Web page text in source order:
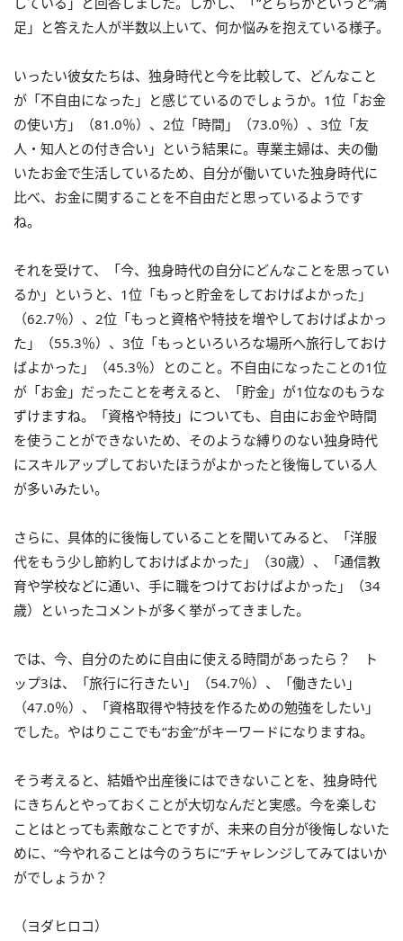
足」と答えた人が半数以上いて、何か悩みを抱えている様子。
いったい彼女たちは、独身時代と今を比較して、どんなこと
が「不自由になった」と感じているのでしょうか。1位「お金
の使い方」（81.0％）、2位「時間」（73.0％）、3位「友
人・知人との付き合い」という結果に。専業主婦は、夫の働
いたお金で生活しているため、自分が働いていた独身時代に
比べ、お金に関することを不自由だと思っているようです
ね。
それを受けて、「今、独身時代の自分にどんなことを思ってい
るか」というと、1位「もっと貯金をしておけばよかった」
（62.7％）、2位「もっと資格や特技を増やしておけばよかっ
た」（55.3％）、3位「もっといろいろな場所へ旅行しておけ
ばよかった」（45.3％）とのこと。不自由になったことの1位
が「お金」だったことを考えると、「貯金」が1位なのもうな
ずけますね。「資格や特技」についても、自由にお金や時間
を使うことができないため、そのような縛りのない独身時代
にスキルアップしておいたほうがよかったと後悔している人
が多いみたい。
さらに、具体的に後悔していることを聞いてみると、「洋服
代をもう少し節約しておけばよかった」（30歳）、「通信教
育や学校などに通い、手に職をつけておけばよかった」（34
歳）といったコメントが多く挙がってきました。
では、今、自分のために自由に使える時間があったら？ ト
ップ3は、「旅行に行きたい」（54.7％）、「働きたい」
（47.0％）、「資格取得や特技を作るための勉強をしたい」
でした。やはりここでも“お金”がキーワードになりますね。
そう考えると、結婚や出産後にはできないことを、独身時代
にきちんとやっておくことが大切なんだと実感。今を楽しむ
ことはとっても素敵なことですが、未来の自分が後悔しないた
めに、“今やれることは今のうちに”チャレンジしてみてはいか
がでしょうか？
（ヨダヒロコ）